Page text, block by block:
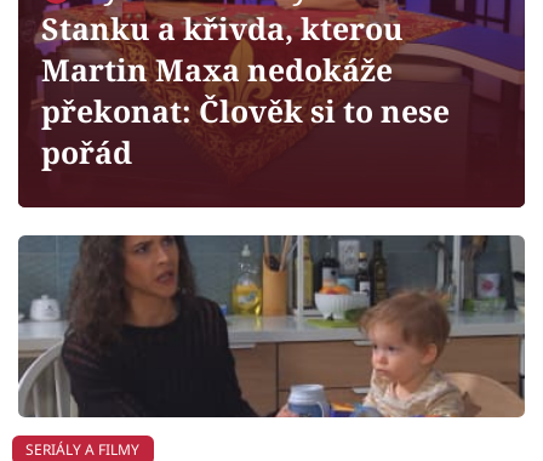
Sledujte prima+
Filmový festival Karlovy Vary
Mámy sobě
Přihlášení
Sledujte nás
Stanku a křivda, kterou
Martin Maxa nedokáže
překonat: Člověk si to nese
pořád
SERIÁLY A FILMY